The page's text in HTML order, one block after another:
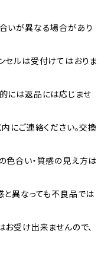
いが異なる場合があり
セルは受付けてはおりま
には返品には応じませ
にご連絡ください。交換
色合い・質感の見え方は
と異なっても不良品では
受け出来ませんので、